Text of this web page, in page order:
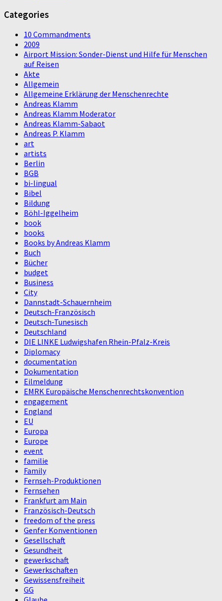
Categories
10 Commandments
2009
Airport Mission: Sonder-Dienst und Hilfe für Menschen
auf Reisen
Akte
Allgemein
Allgemeine Erklärung der Menschenrechte
Andreas Klamm
Andreas Klamm Moderator
Andreas Klamm-Sabaot
Andreas P. Klamm
art
artists
Berlin
BGB
bi-lingual
Bibel
Bildung
Böhl-Iggelheim
book
books
Books by Andreas Klamm
Buch
Bücher
budget
Business
City
Dannstadt-Schauernheim
Deutsch-Französisch
Deutsch-Tunesisch
Deutschland
DIE LINKE Ludwigshafen Rhein-Pfalz-Kreis
Diplomacy
documentation
Dokumentation
Eilmeldung
EMRK Europäische Menschenrechtskonvention
engagement
England
EU
Europa
Europe
event
familie
Family
Fernseh-Produktionen
Fernsehen
Frankfurt am Main
Französisch-Deutsch
freedom of the press
Genfer Konventionen
Gesellschaft
Gesundheit
gewerkschaft
Gewerkschaften
Gewissensfreiheit
GG